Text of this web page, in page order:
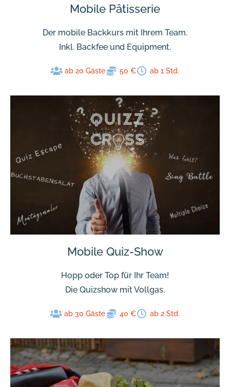
Mobile Pâtisserie
Der mobile Backkurs mit Ihrem Team.
Inkl. Backfee und Equipment.
ab 20 Gäste 50 € ab 1 Std.
Mobile Quiz-Show
Hopp oder Top für Ihr Team!
Die Quizshow mit Vollgas.
ab 30 Gäste 40 € ab 2 Std.